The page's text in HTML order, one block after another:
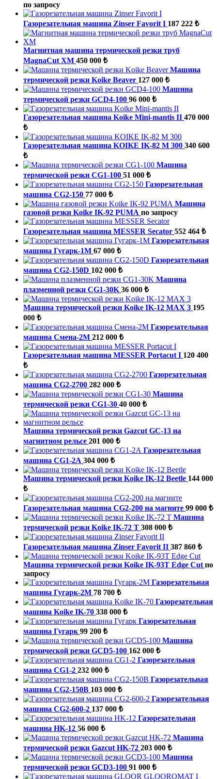
по запросу
Газорезательная машина Zinser Favorit I 187 222 ₺
Магнитная машина термической резки труб
MagnaCut XM 450 000 ₺
Машина
термической резки Koike Beaver 127 000 ₺
Машина
термической резки GCD4-100 96 000 ₺
Газорезательная машина Koike Mini-mantis II 470 000
₺
Газорезательная машина KOIKE IK-82 M 300 340 600
₺
Машина
термической резки CG1-100 51 000 ₺
Газорезательная
машина CG2-150 77 000 ₺
Машина
газовой резки Koike IK-92 PUMA по запросу
Газорезательная машина MESSER Secator 552 464 ₺
Газорезательная
машина Гугарк-1М 67 000 ₺
Газорезательная
машина CG2-150D 102 000 ₺
Машина
плазменной резки CG1-30K 36 000 ₺
Машина термической резки Koike IK-12 MAX 3 195
000 ₺
Газорезательная
машина Смена-2М 212 000 ₺
Газорезательная машина MESSER Portacut I 120 400
₺
Газорезательная
машина CG2-2700 282 000 ₺
Машина
термической резки CG1-30 40 000 ₺
Машина термической резки Gazcut GC-13 на
магнитном рельсе 201 000 ₺
Газорезательная
машина CG1-2A 304 000 ₺
Машина термической резки Koike IK-12 Beetle 144 000
₺
Газорезательная машина CG2-200 на магните 99 000 ₺
Машина
термической резки Koike IK-72 T 308 000 ₺
Газорезательная машина Zinser Favorit II 387 860 ₺
Машина термической резки Koike IK-93T Edge Cut по
запросу
Газорезательная
машина Гугарк-2М 78 700 ₺
Газорезательная
машина Koike IK-70 338 000 ₺
Газорезательная
машина Гугарк 99 200 ₺
Машина
термической резки GCD5-100 162 000 ₺
Газорезательная
машина CG1-2 232 000 ₺
Газорезательная
машина CG2-150B 103 000 ₺
Газорезательная
машина CG2-600-2 137 000 ₺
Газорезательная
машина HK-12 56 000 ₺
Машина
термической резки Gazcut HK-72 203 000 ₺
Машина
термической резки GCD3-100 91 000 ₺